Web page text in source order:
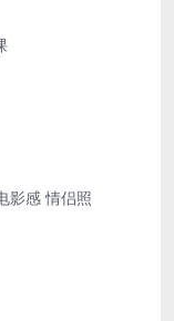
影感 情侣照